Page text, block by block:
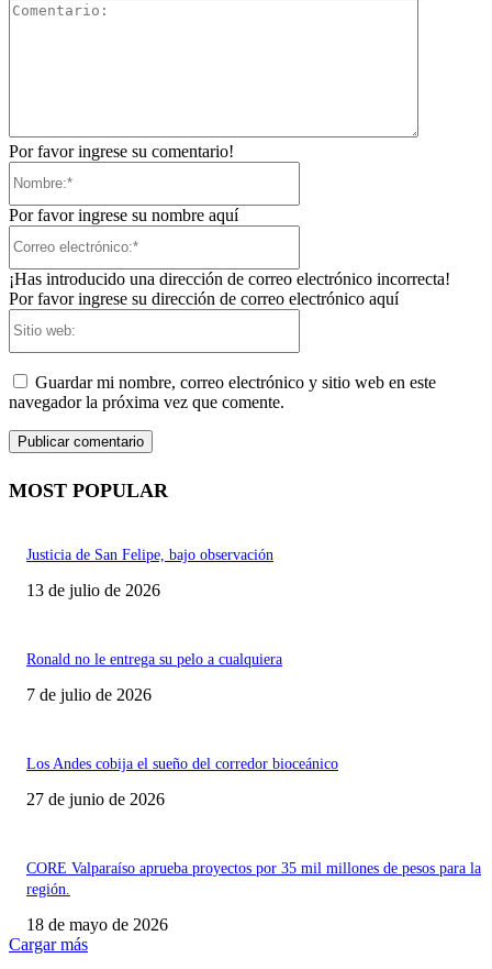
Por favor ingrese su comentario!
Por favor ingrese su nombre aquí
¡Has introducido una dirección de correo electrónico incorrecta!
Por favor ingrese su dirección de correo electrónico aquí
Guardar mi nombre, correo electrónico y sitio web en este
navegador la próxima vez que comente.
MOST POPULAR
Justicia de San Felipe, bajo observación
13 de julio de 2026
Ronald no le entrega su pelo a cualquiera
7 de julio de 2026
Los Andes cobija el sueño del corredor bioceánico
27 de junio de 2026
CORE Valparaíso aprueba proyectos por 35 mil millones de pesos para la
región.
18 de mayo de 2026
Cargar más